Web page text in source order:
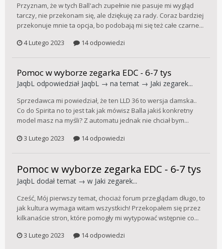
Przyznam, że w tych Ball'ach zupełnie nie pasuje mi wygląd
tarczy, nie przekonam się, ale dziękuję za rady. Coraz bardziej
przekonuje mnie ta opcja, bo podobają mi się też całe czarne...
4 Lutego 2023
14 odpowiedzi
Pomoc w wyborze zegarka EDC - 6-7 tys
JaqbL odpowiedział JaqbL → na temat → Jaki zegarek...
Sprzedawca mi powiedział, że ten LLD 36 to wersja damska..
Co do Spirita no to jest tak jak mówisz Balla jakiś konkretny
model masz na myśli? Z automatu jednak nie chciał bym...
3 Lutego 2023
14 odpowiedzi
Pomoc w wyborze zegarka EDC - 6-7 tys
JaqbL dodał temat → w Jaki zegarek...
Cześć, Mój pierwszy temat, chociaż forum przeglądam długo, to
jak kultura wymaga witam wszystkich! Przekopałem się przez
kilkanaście stron, które pomogły mi wytypować wstępnie co...
3 Lutego 2023
14 odpowiedzi